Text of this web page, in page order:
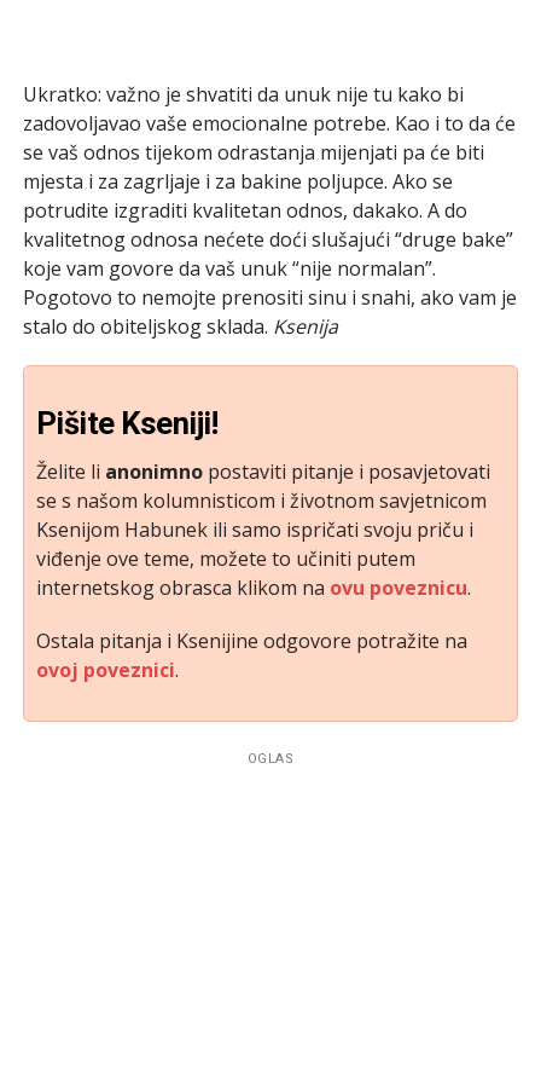
Ukratko: važno je shvatiti da unuk nije tu kako bi
zadovoljavao vaše emocionalne potrebe. Kao i to da će
se vaš odnos tijekom odrastanja mijenjati pa će biti
mjesta i za zagrljaje i za bakine poljupce. Ako se
potrudite izgraditi kvalitetan odnos, dakako. A do
kvalitetnog odnosa nećete doći slušajući “druge bake”
koje vam govore da vaš unuk “nije normalan”.
Pogotovo to nemojte prenositi sinu i snahi, ako vam je
stalo do obiteljskog sklada. Ksenija
Pišite Kseniji!
Želite li anonimnopostaviti pitanje i posavjetovati
se s našom kolumnisticom i životnom savjetnicom
Ksenijom Habunek ili samo ispričati svoju priču i
viđenje ove teme, možete to učiniti putem
internetskog obrasca klikom na ovu poveznicu.
Ostala pitanja i Ksenijine odgovore potražite na
ovoj poveznici.
OGLAS